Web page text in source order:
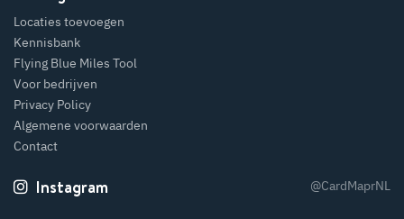
Locaties toevoegen
Kennisbank
Flying Blue Miles Tool
Voor bedrijven
Privacy Policy
Algemene voorwaarden
Contact
Instagram @CardMaprNL